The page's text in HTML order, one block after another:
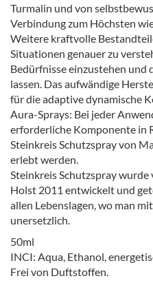
Turmalin und von
Verbindung zum Höchsten
Weitere kraftvolle
Situationen genauer zu
Bedürfnisse einzustehen und
lassen. Das aufwändige
für die adaptive dynamische
Aura-Sprays: Bei jeder
erforderliche Komponente in
Steinkreis Schutzspray von
erlebt werden.
Steinkreis Schutzspray
Holst 2011 entwickelt und
allen Lebenslagen, wo man
unersetzlich.
50ml
INCI: Aqua, Ethanol,
Frei von Duftstoffen.